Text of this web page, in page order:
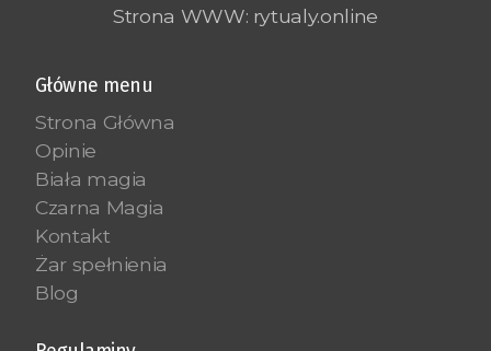
Strona WWW: rytualy.online
Główne menu
Strona Główna
Opinie
Biała magia
Czarna Magia
Kontakt
Żar spełnienia
Blog